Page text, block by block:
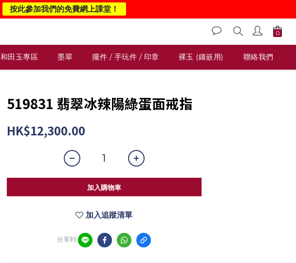
和田玉專區 墨翠 擺件 / 手玩件 / 印章 裸玉 (鑲嵌用) 聯絡我們
519831 翡翠冰辣陽綠蛋面戒指
HK$12,300.00
加入購物車
加入追蹤清單
分享到
按此參加我們的免費網上課堂！